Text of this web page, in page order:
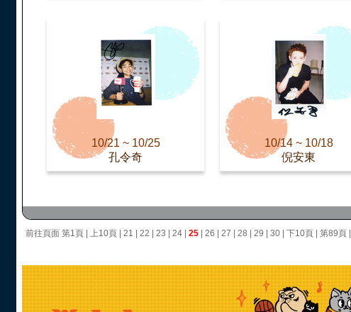
10/21 ~ 10/25
孔令奇
10/14 ~ 10/18
倪安東
前往頁面 第1頁 上10頁 21 22 23 24 25 26 27 28 29 30 下10頁 第89頁